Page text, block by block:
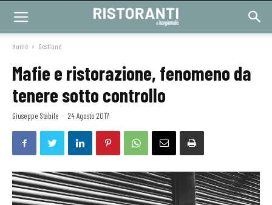
Home Gestione
Mafie e ristorazione, fenomeno da
tenere sotto controllo
Giuseppe Stabile - 24 Agosto 2017